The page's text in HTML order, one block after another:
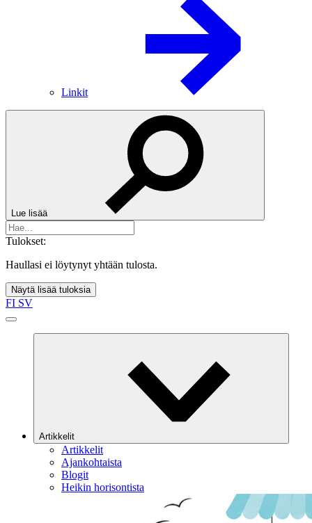
Linkit
Lue lisää
Tulokset:
Haullasi ei löytynyt yhtään tulosta.
Näytä lisää tuloksia
FI SV
Artikkelit
Artikkelit
Ajankohtaista
Blogit
Heikin horisontista